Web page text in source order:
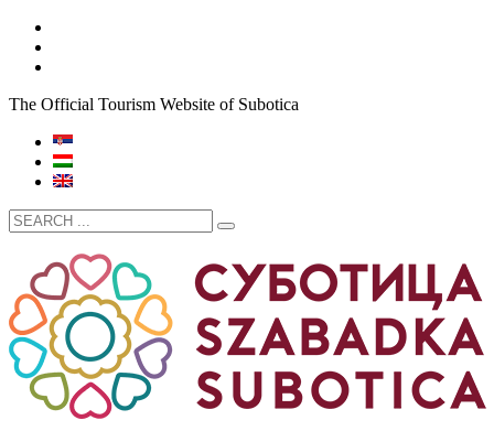
The Official Tourism Website of Subotica